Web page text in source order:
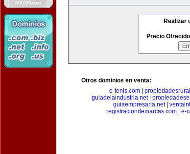
Realizar
Precio
Otros dominios en venta:
e-tenis.com
guiadelaindustria.net
guiaempresaria.net|
registraciondemarcas.com
e-